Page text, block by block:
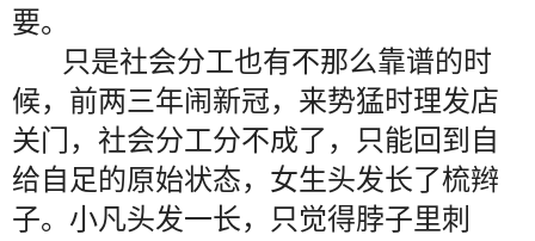
要。
只是社会分工也有不那么靠谱的时
候，前两三年闹新冠，来势猛时理发店
关门，社会分工分不成了，只能回到自
给自足的原始状态，女生头发长了梳辫
子。小凡头发一长，只觉得脖子里刺